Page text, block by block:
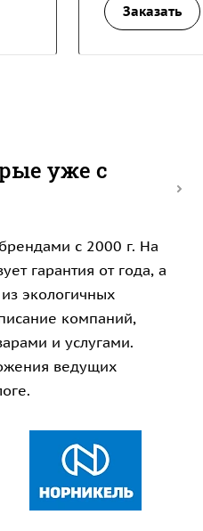
Заказать
уже с
с 2000 г. На
гарантия от года, а
экологичных
компаний,
и услугами.
ведущих